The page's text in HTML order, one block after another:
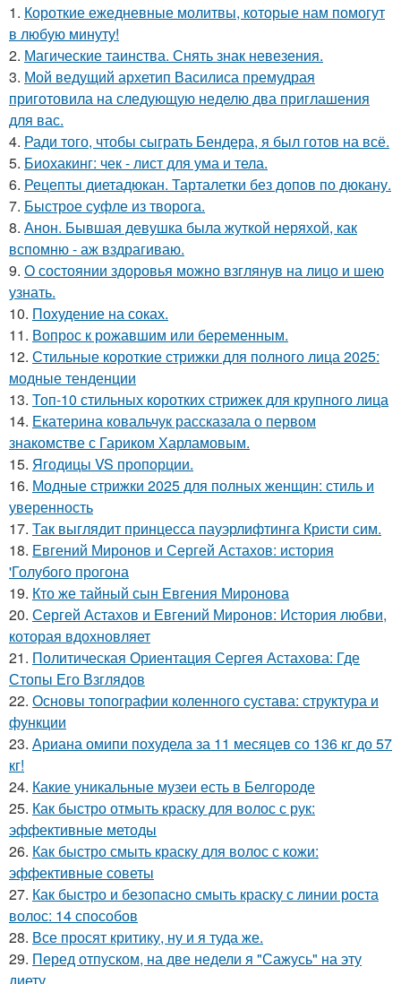
1. Короткие ежедневные молитвы, которые нам помогут
в любую минуту!
2. Магические таинства. Снять знак невезения.
3. Мой ведущий архетип Василиса премудрая
приготовила на следующую неделю два приглашения
для вас.
4. Ради того, чтобы сыграть Бендера, я был готов на всё.
5. Биохакинг: чек - лист для ума и тела.
6. Рецепты диетадюкан. Тарталетки без допов по дюкану.
7. Быстрое суфле из творога.
8. Анон. Бывшая девушка была жуткой неряхой, как
вспомню - аж вздрагиваю.
9. О состоянии здоровья можно взглянув на лицо и шею
узнать.
10. Похудение на соках.
11. Вопрос к рожавшим или беременным.
12. Стильные короткие стрижки для полного лица 2025:
модные тенденции
13. Топ-10 стильных коротких стрижек для крупного лица
14. Екатерина ковальчук рассказала о первом
знакомстве с Гариком Харламовым.
15. Ягодицы VS пропорции.
16. Модные стрижки 2025 для полных женщин: стиль и
уверенность
17. Так выглядит принцесса пауэрлифтинга Кристи сим.
18. Евгений Миронов и Сергей Астахов: история
'Голубого прогона
19. Кто же тайный сын Евгения Миронова
20. Сергей Астахов и Евгений Миронов: История любви,
которая вдохновляет
21. Политическая Ориентация Сергея Астахова: Где
Стопы Его Взглядов
22. Основы топографии коленного сустава: структура и
функции
23. Ариана омипи похудела за 11 месяцев со 136 кг до 57
кг!
24. Какие уникальные музеи есть в Белгороде
25. Как быстро отмыть краску для волос с рук:
эффективные методы
26. Как быстро смыть краску для волос с кожи:
эффективные советы
27. Как быстро и безопасно смыть краску с линии роста
волос: 14 способов
28. Все просят критику, ну и я туда же.
29. Перед отпуском, на две недели я "Сажусь" на эту
диету.